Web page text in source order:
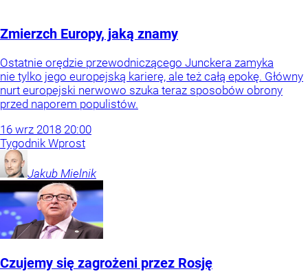
Zmierzch Europy, jaką znamy
Ostatnie orędzie przewodniczącego Junckera zamyka
nie tylko jego europejską karierę, ale też całą epokę. Główny
nurt europejski nerwowo szuka teraz sposobów obrony
przed naporem populistów.
16 wrz 2018 20:00
Tygodnik Wprost
Jakub Mielnik
Czujemy się zagrożeni przez Rosję